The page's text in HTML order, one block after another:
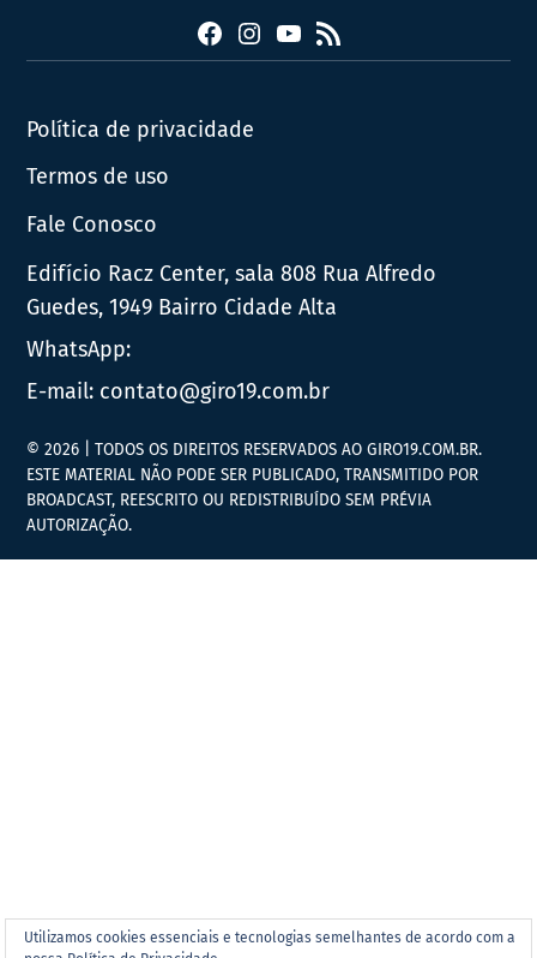
FacebookInstagram
YouTube
RSS
Política de privacidade
Termos de uso
Fale Conosco
Edifício Racz Center, sala 808 Rua Alfredo
Guedes, 1949 Bairro Cidade Alta
WhatsApp:
E-mail: contato@giro19.com.br
Utilizamos cookies essenciais e tecnologias semelhantes de acordo com a
© 2026 | TODOS OS DIREITOS RESERVADOS AO GIRO19.COM.BR.
ESTE MATERIAL NÃO PODE SER PUBLICADO, TRANSMITIDO POR
BROADCAST, REESCRITO OU REDISTRIBUÍDO SEM PRÉVIA
AUTORIZAÇÃO.